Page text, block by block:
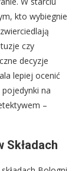
kto wybiegnie
czy
decyzje
lepiej ocenić
na
–
Składach